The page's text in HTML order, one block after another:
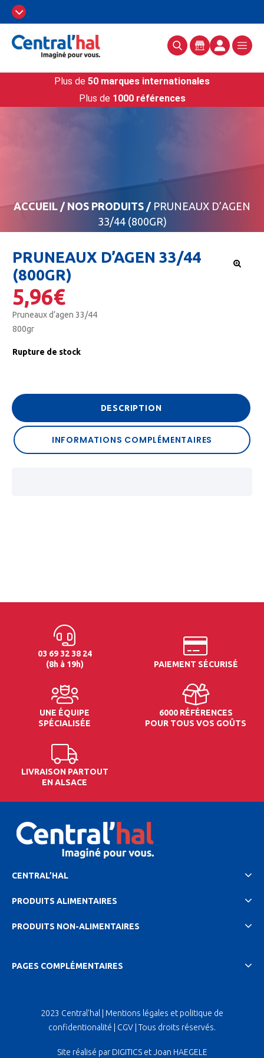
Plus de 50 marques internationales
Plus de 1000 références
ACCUEIL / NOS PRODUITS / PRUNEAUX D’AGEN
33/44 (800GR)
PRUNEAUX D’AGEN 33/44
(800GR)
5,96€
Pruneaux d’agen 33/44
800gr
Rupture de stock
DESCRIPTION
INFORMATIONS COMPLÉMENTAIRES
03 69 32 38 24
(8h à 19h)
PAIEMENT SÉCURISÉ
UNE ÉQUIPE
SPÉCIALISÉE
6000 RÉFÉRENCES
POUR TOUS VOS GOÛTS
LIVRAISON PARTOUT
EN ALSACE
CENTRAL’HAL
PRODUITS ALIMENTAIRES
PRODUITS NON-ALIMENTAIRES
PAGES COMPLÉMENTAIRES
2023 Central'hal | Mentions légales et politique de
confidentionalité
CGV | Tous droits réservés.
Site réalisé par DIGITICSetJoan HAEGELE